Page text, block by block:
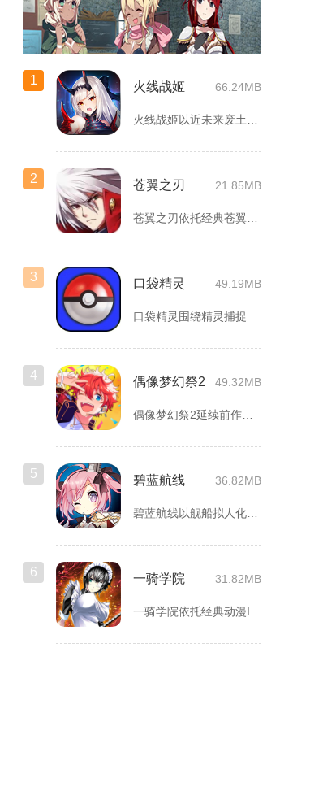
1 火线战姬 66.24MB
2 苍翼之刃 21.85MB
3 口袋精灵 49.19MB
4 偶像梦幻祭2 49.32MB
5 碧蓝航线 36.82MB
6 一骑学院 31.82MB